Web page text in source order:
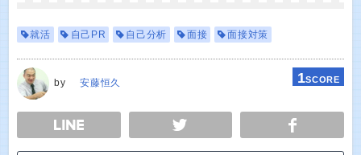
就活 自己PR 自己分析 面接 面接対策
by 安藤恒久 1SCORE
TWEET